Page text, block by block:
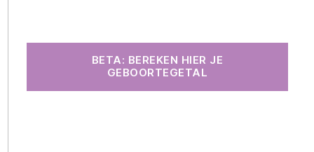
BETA: BEREKEN HIER JE
GEBOORTEGETAL